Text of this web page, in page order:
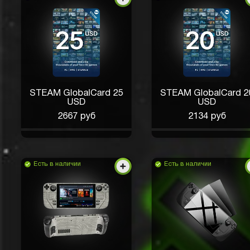
STEAM GlobalCard 25
USD
2667 руб
STEAM GlobalCard
USD
2134 руб
Есть в наличии Есть в наличии